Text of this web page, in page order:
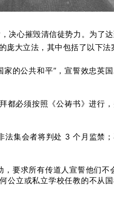
决心摧毁清信徒势力。为了
庞大立法，其中包括了以下法
家的公共和平”，宣誓效忠英
都必须按照《公祷书》进行
法集会者将判处 3 个月监禁
，要求所有传道人宣誓他们不
公立或私立学校任教的不从